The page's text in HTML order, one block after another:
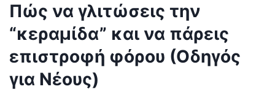
Πώς να γλιτώσεις την
“κεραμίδα” και να πάρεις
επιστροφή φόρου (Οδηγός
για Νέους)